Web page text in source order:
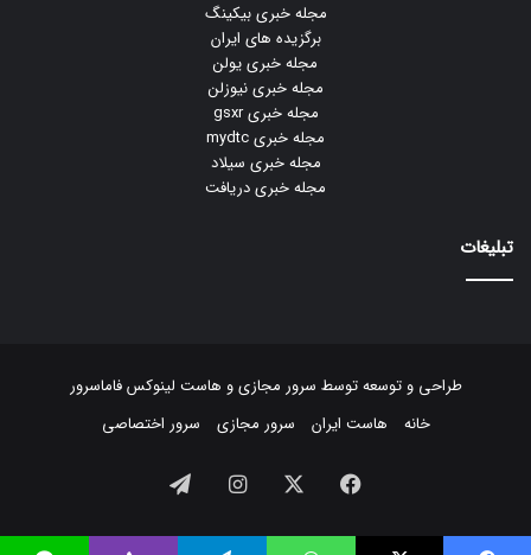
مجله خبری بیکینگ
برگزیده های ایران
مجله خبری یولن
مجله خبری نیوزلن
مجله خبری gsxr
مجله خبری mydtc
مجله خبری سیلاد
مجله خبری دریافت
تبلیغات
طراحی و توسعه توسط سرور مجازیو هاست لینوکسفاماسرور
خانه
هاست ایران سرور مجازی سرور اختصاصی
فیسبوک ایکس اینستاگرام